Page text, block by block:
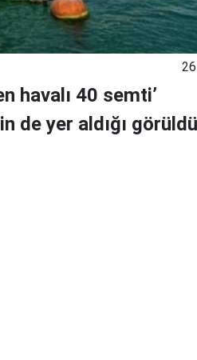
havalı 40 semti’
de yer aldığı